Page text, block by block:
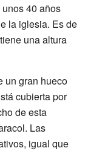
40 años
la iglesia. Es de
una altura
un gran hueco
cubierta por
de esta
Las
igual que